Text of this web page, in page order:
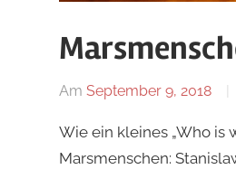
Am September 9, 2018
Wie ein kleines „Who is
Marsmenschen: